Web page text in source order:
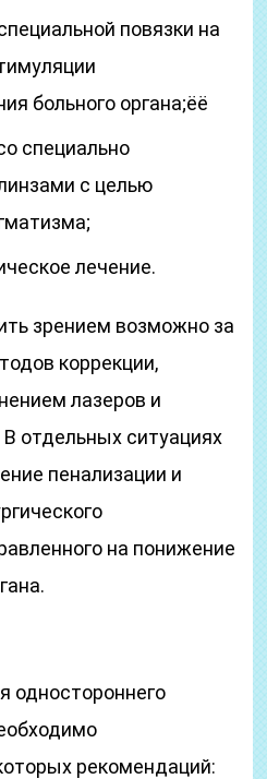
повязки на
больного органа;ёё
специально
с целью
лечение.
зрением возможно за
коррекции,
лазеров и
отдельных ситуациях
пенализации и
на понижение
одностороннего
рекомендаций: